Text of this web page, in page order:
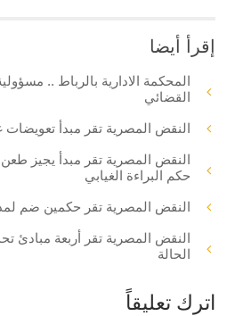
إقرأ أيضا
المحكمة الادارية بالرباط ..
القضائي
النقض المصرية تقر مبدأ
النقض المصرية تقر مبدأ يجيز طعن
حكم البراءة الغيابي
النقض المصرية تقر حكمين ضم
النقض المصرية تقر أربعة مبادئ
الحالة
اترك تعليقاً